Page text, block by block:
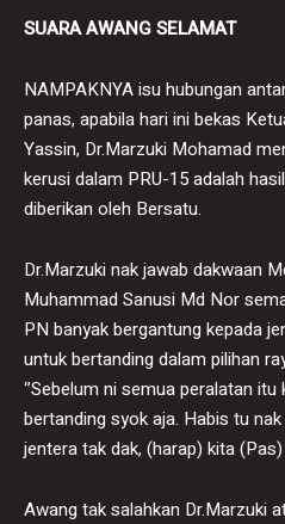
SUARA AWANG SELAMAT
NAMPAKNYA isu hubungan
panas, apabila hari ini bekas
Yassin, Dr.Marzuki Mohamad
kerusi dalam PRU-15 adalah
diberikan oleh Bersatu.
Dr.Marzuki nak jawab dakwaan
Muhammad Sanusi Md Nor
PN banyak bergantung kepada
untuk bertanding dalam pilihan
‘’Sebelum ni semua peralatan
bertanding syok aja. Habis tu
jentera tak dak, (harap) kita (Pas)
Awang tak salahkan Dr.Marzuki